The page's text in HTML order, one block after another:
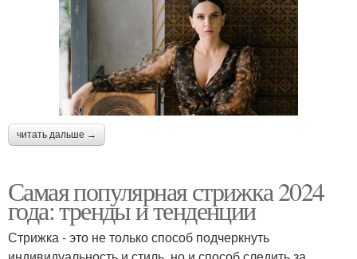
читать дальше →
Самая популярная стрижка 2024
года: тренды и тенденции
Стрижка - это не только способ подчеркнуть